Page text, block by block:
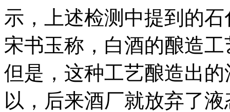
示，上述检测中提到的
宋书玉称，白酒的酿造
但是，这种工艺酿造出
以，后来酒厂就放弃了